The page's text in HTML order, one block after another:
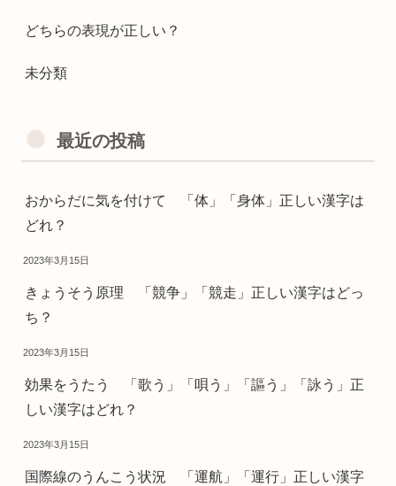
どちらの表現が正しい？
未分類
最近の投稿
おからだに気を付けて 「体」「身体」正しい漢字は
どれ？
2023年3月15日
きょうそう原理 「競争」「競走」正しい漢字はどっ
ち？
2023年3月15日
効果をうたう 「歌う」「唄う」「謳う」「詠う」正
しい漢字はどれ？
2023年3月15日
国際線のうんこう状況 「運航」「運行」正しい漢字